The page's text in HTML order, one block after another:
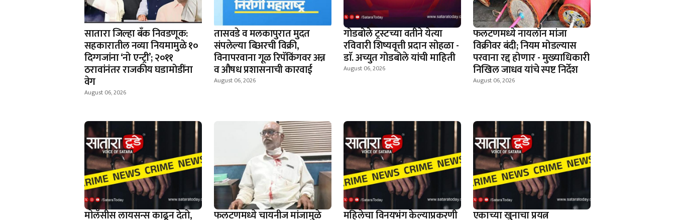
सातारा जिल्हा बँक निवडणूक:
सहकारातील नव्या नियमामुळे १०
दिग्गजांना ‘नो एन्ट्री’; २०११
ठरावांनंतर राजकीय घडामोडींना
वेग
August 06, 2026
तासवडे व मलकापुरात मुदत
संपलेल्या बिअरची विक्री,
विनापरवाना गूळ रिपॅकिंगवर अन्न
व औषध प्रशासनाची कारवाई
August 06, 2026
गोडबोले ट्रस्टच्या वतीने येत्या
रविवारी शिष्यवृत्ती प्रदान सोहळा -
डाॅ. अच्युत गोडबोले यांची माहिती
August 06, 2026
फलटणमध्ये नायलॉन मांजा
विक्रीवर बंदी; नियम मोडल्यास
परवाना रद्द होणार - मुख्याधिकारी
निखिल जाधव यांचे स्पष्ट निर्देश
August 06, 2026
माेलॅसीस लायसन्स काढून देतो, फलटणमध्ये चायनीज मांजामुळे महिलेचा विनयभंग केल्याप्रकरणी एकाच्या खुनाचा प्रयत्न